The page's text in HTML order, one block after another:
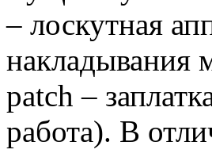
– лоскутная
накладывания
patch –
работа). В